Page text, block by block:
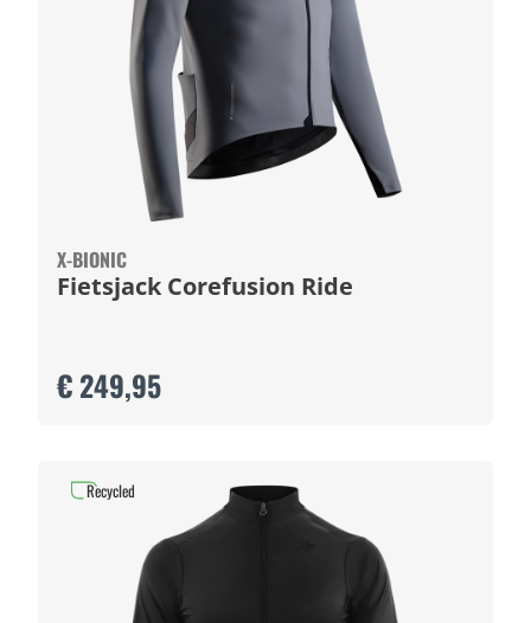
X-BIONIC
Fietsjack Corefusion Ride
€ 249,95
Recycled